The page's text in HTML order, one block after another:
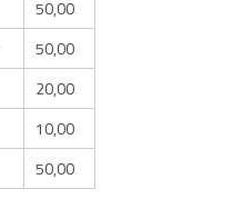
50,00
50,00
20,00
10,00
50,00